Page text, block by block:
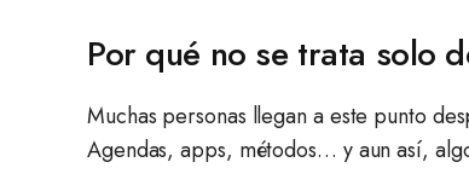
Por qué no se trata solo
Muchas personas llegan a este punto
Agendas, apps, métodos… y aun así,